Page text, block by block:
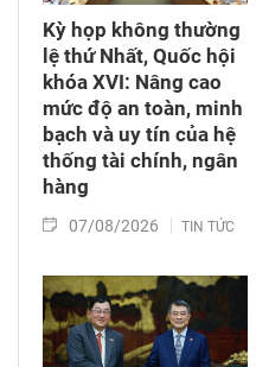
Kỳ họp không thường
lệ thứ Nhất, Quốc hội
khóa XVI: Nâng cao
mức độ an toàn, minh
bạch và uy tín của hệ
thống tài chính, ngân
hàng
07/08/2026 TIN TỨC